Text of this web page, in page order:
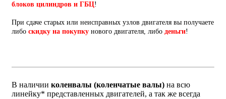
блоков цилиндров и ГБЦ!
При сдаче старых или неисправных узлов двигателя вы получаете
либо скидку на покупку нового двигателя, либо деньги!
В наличии коленвалы (коленчатые валы) на всю
линейку* представленных двигателей, а так же всегда